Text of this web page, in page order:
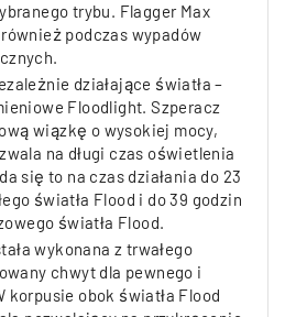
trybu. Flagger Max
podczas wypadów
działające światła –
Floodlight. Szperacz
wiązkę o wysokiej mocy,
na długi czas oświetlenia
się to na czas działania do 23
światła Flood i do 39 godzin
światła Flood.
wykonana z trwałego
chwyt dla pewnego i
korpusie obok światła Flood